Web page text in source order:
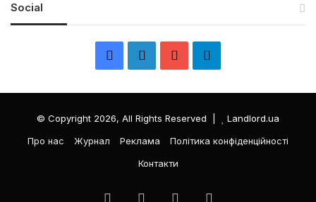
Social
c
e
n
k
e
T
л
е
р
© Copyright 2026, All Rights Reserved |
Landlord.ua
Про нас
Журнал Реклама
Політика конфіденційності
Контакти
FacebookLinkedInYouTube